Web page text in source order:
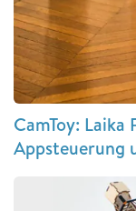
CamToy:
Appsteuerung